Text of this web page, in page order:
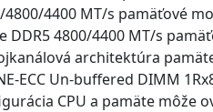
4400 MT/s pamäťové
4800/4400 MT/s
architektúra
ECC Un-buffered DIMM
CPU a pamäte môže